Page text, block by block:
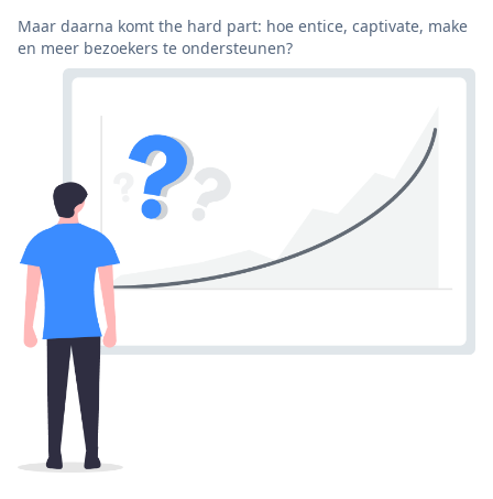
Maar daarna komt the hard part: hoe entice, captivate, make
en meer bezoekers te ondersteunen?